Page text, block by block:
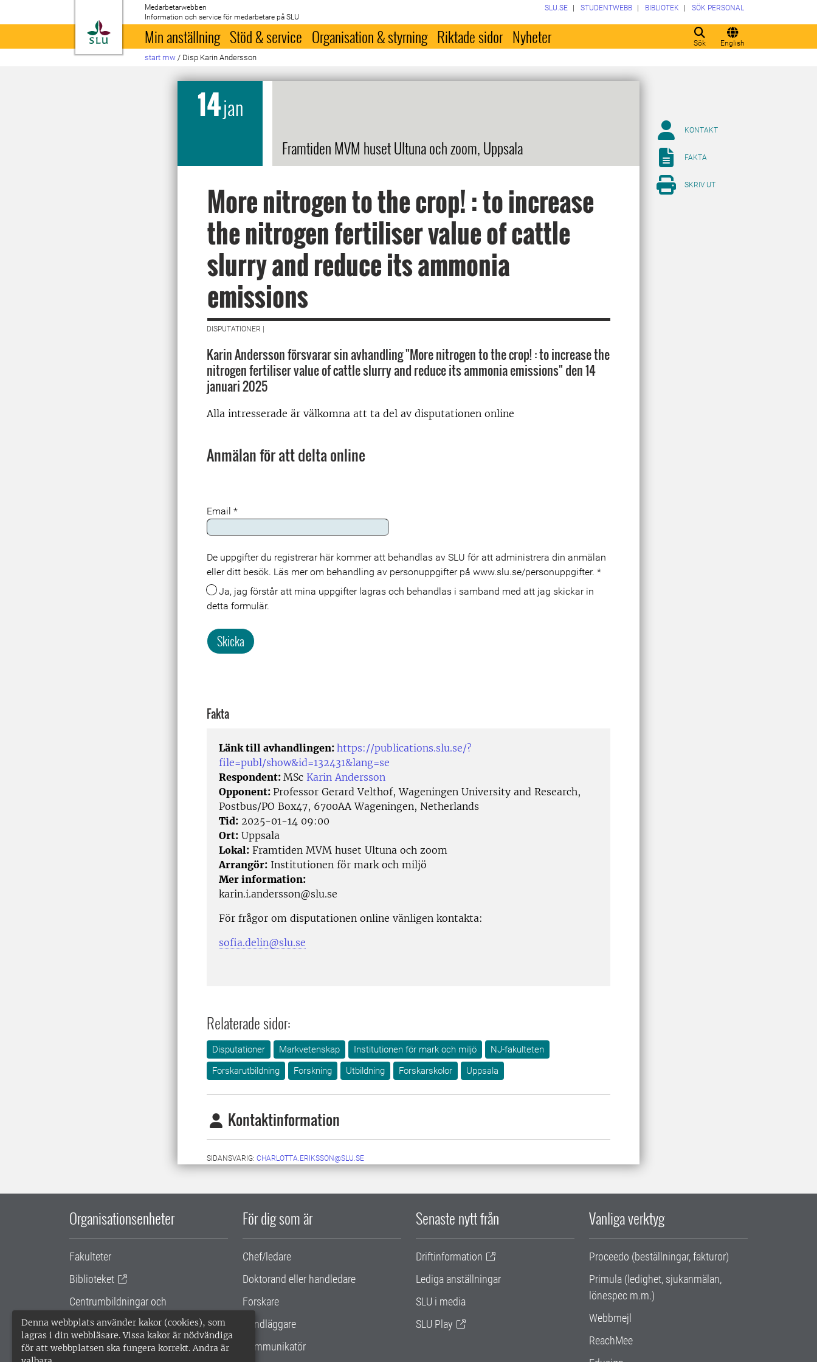
Denna webbplats använder kakor (cookies), som
lagras i din webbläsare. Vissa kakor är nödvändiga
för att webbplatsen ska fungera korrekt. Andra är
Till startsida
Medarbetarwebben
Information och service för medarbetare på SLU
Sök English
SLU.SE STUDENTWEBB BIBLIOTEK SÖK PERSONAL
Min anställning Stöd & service Organisation & styrning Riktade sidor Nyheter
start mw / Disp Karin Andersson
14jan
Framtiden MVM huset Ultuna och zoom, Uppsala
More nitrogen to the crop! : to increase
the nitrogen fertiliser value of cattle
slurry and reduce its ammonia
emissions
DISPUTATIONER |
Karin Andersson försvarar sin avhandling "More nitrogen to the crop! : to increase the
nitrogen fertiliser value of cattle slurry and reduce its ammonia emissions" den 14
januari 2025
Alla intresserade är välkomna att ta del av disputationen online
Anmälan för att delta online
Email *
Meta
De uppgifter du registrerar här kommer att behandlas av SLU för att administrera din anmälan
eller ditt besök. Läs mer om behandling av personuppgifter på www.slu.se/personuppgifter. *
Ja, jag förstår att mina uppgifter lagras och behandlas i samband med att jag skickar in
detta formulär.
Skicka
Fakta
Länk till avhandlingen: https://publications.slu.se/?
file=publ/show&id=132431&lang=se
Respondent: MSc Karin Andersson
Opponent: Professor Gerard Velthof, Wageningen University and Research,
Postbus/PO Box47, 6700AA Wageningen, Netherlands
Tid: 2025-01-14 09:00
Ort: Uppsala
Lokal: Framtiden MVM huset Ultuna och zoom
Arrangör: Institutionen för mark och miljö
Mer information:
karin.i.andersson@slu.se
För frågor om disputationen online vänligen kontakta:
sofia.delin@slu.se
Relaterade sidor:
Disputationer Markvetenskap Institutionen för mark och miljö
NJ-fakulteten
Forskarutbildning
Forskning Utbildning Forskarskolor Uppsala
Kontaktinformation
SIDANSVARIG: CHARLOTTA.ERIKSSON@SLU.SE
KONTAKT
FAKTA
SKRIV UT
Organisationsenheter
Fakulteter
Biblioteket
Centrumbildningar och
samarbetsprojekt
Gemensamma verksamhetsstödet
För dig som är
Chef/ledare
Doktorand eller handledare
Forskare
Handläggare
Kommunikatör
Senaste nytt från
Driftinformation
Lediga anställningar
SLU i media
SLU Play
Vanliga verktyg
Proceedo (beställningar, fakturor)
Primula (ledighet, sjukanmälan,
lönespec m.m.)
Webbmejl
ReachMee